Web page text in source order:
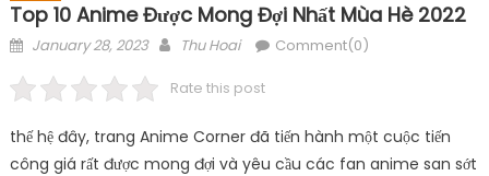
Top 10 Anime Được Mong Đợi Nhất Mùa Hè 2022
Posted
January 28, 2023 Author
Thu Hoai Comment(0)
Rate this post
thế hệ đây, trang Anime Corner đã tiến hành một cuộc tiến
công giá rất được mong đợi và yêu cầu các fan anime san sớt